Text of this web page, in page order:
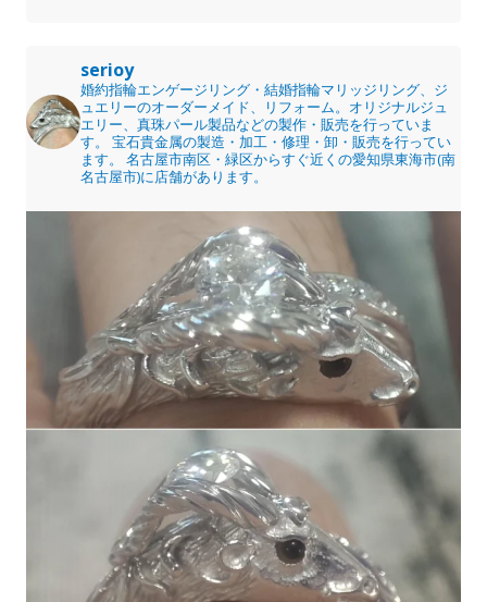
serioy
婚約指輪エンゲージリング・結婚指輪マリッジリング、ジ
ュエリーのオーダーメイド、リフォーム。オリジナルジュ
エリー、真珠パール製品などの製作・販売を行っていま
す。
宝石貴金属の製造・加工・修理・卸・販売を行ってい
ます。
名古屋市南区・緑区からすぐ近くの愛知県東海市(南
名古屋市)に店舗があります。